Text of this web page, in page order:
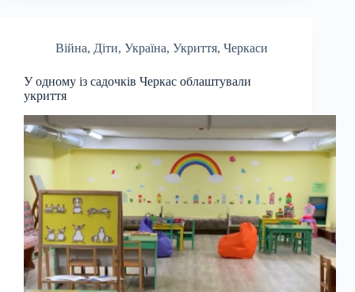
Війна, Діти, Україна, Укриття, Черкаси
У одному із садочків Черкас облаштували
укриття